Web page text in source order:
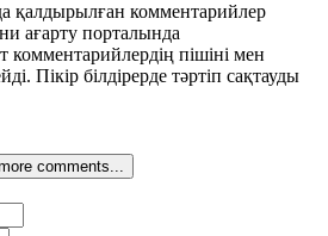
қалдырылған комментарийлер
ағарту порталында
пішіні мен
Пікір білдірерде тәртіп сақтауды
comments...